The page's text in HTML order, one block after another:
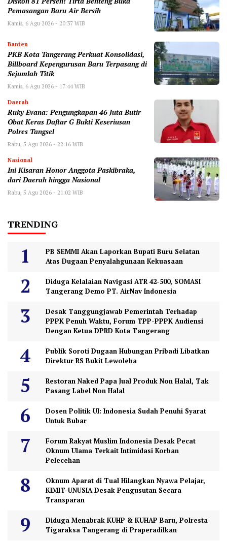
Pemasangan Baru Air Bersih
Kamis, 6 Agu 2026 - 20:37 WIB
Banten
‎PKB Kota Tangerang Perkuat Konsolidasi,
Billboard Kepengurusan Baru Terpasang di
Sejumlah Titik ‎
Kamis, 6 Agu 2026 - 17:44 WIB
Daerah
‎Ruky Evana: Pengungkapan 46 Juta Butir
Obat Keras Daftar G Bukti Keseriusan
Polres Tangsel
Rabu, 5 Agu 2026 - 22:16 WIB
Nasional
Ini Kisaran Honor Anggota Paskibraka,
dari Daerah hingga Nasional
Rabu, 5 Agu 2026 - 21:02 WIB
TRENDING
PB SEMMI Akan Laporkan Bupati Buru Selatan
Atas Dugaan Penyalahgunaan Kekuasaan
Diduga Kelalaian Navigasi ATR 42-500, SOMASI
Tangerang Demo PT. AirNav Indonesia
Desak Tanggungjawab Pemerintah Terhadap
PPPK Penuh Waktu, Forum TPP-PPPK Audiensi
Dengan Ketua DPRD Kota Tangerang
Publik Soroti Dugaan Hubungan Pribadi Libatkan
Direktur RS Bukit Lewoleba
Restoran Naked Papa Jual Produk Non Halal, Tak
Pasang Label Non Halal
Dosen Politik UI: Indonesia Sudah Penuhi Syarat
Untuk Bubar
Forum Rakyat Muslim Indonesia Desak Pecat
Oknum Ulama Terkait Intimidasi Korban
Pelecehan
Oknum Aparat di Tual Hilangkan Nyawa Pelajar,
KIMIT-UNUSIA Desak Pengusutan Secara
Transparan
Diduga Menabrak KUHP & KUHAP Baru, Polresta
Tigaraksa Tangerang di Praperadilkan